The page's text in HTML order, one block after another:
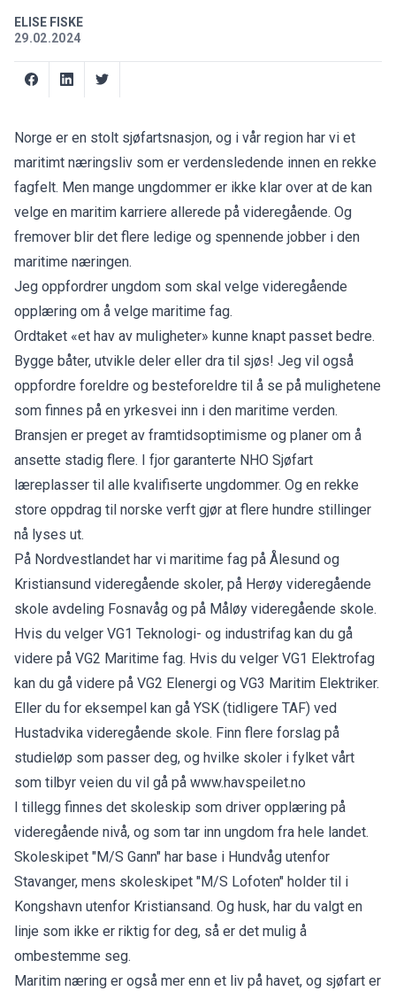
ELISE FISKE
29.02.2024
Norge er en stolt sjøfartsnasjon, og i vår region har vi et
maritimt næringsliv som er verdensledende innen en rekke
fagfelt. Men mange ungdommer er ikke klar over at de kan
velge en maritim karriere allerede på videregående. Og
fremover blir det flere ledige og spennende jobber i den
maritime næringen.
Jeg oppfordrer ungdom som skal velge videregående
opplæring om å velge maritime fag.
Ordtaket «et hav av muligheter» kunne knapt passet bedre.
Bygge båter, utvikle deler eller dra til sjøs! Jeg vil også
oppfordre foreldre og besteforeldre til å se på mulighetene
som finnes på en yrkesvei inn i den maritime verden.
Bransjen er preget av framtidsoptimisme og planer om å
ansette stadig flere. I fjor garanterte NHO Sjøfart
læreplasser til alle kvalifiserte ungdommer. Og en rekke
store oppdrag til norske verft gjør at flere hundre stillinger
nå lyses ut.
På Nordvestlandet har vi maritime fag på Ålesund og
Kristiansund videregående skoler, på Herøy videregående
skole avdeling Fosnavåg og på Måløy videregående skole.
Hvis du velger VG1 Teknologi- og industrifag kan du gå
videre på VG2 Maritime fag. Hvis du velger VG1 Elektrofag
kan du gå videre på VG2 Elenergi og VG3 Maritim Elektriker.
Eller du for eksempel kan gå YSK (tidligere TAF) ved
Hustadvika videregående skole. Finn flere forslag på
studieløp som passer deg, og hvilke skoler i fylket vårt
som tilbyr veien du vil gå på www.havspeilet.no
I tillegg finnes det skoleskip som driver opplæring på
videregående nivå, og som tar inn ungdom fra hele landet.
Skoleskipet "M/S Gann" har base i Hundvåg utenfor
Stavanger, mens skoleskipet "M/S Lofoten" holder til i
Kongshavn utenfor Kristiansand. Og husk, har du valgt en
linje som ikke er riktig for deg, så er det mulig å
ombestemme seg.
Maritim næring er også mer enn et liv på havet, og sjøfart er